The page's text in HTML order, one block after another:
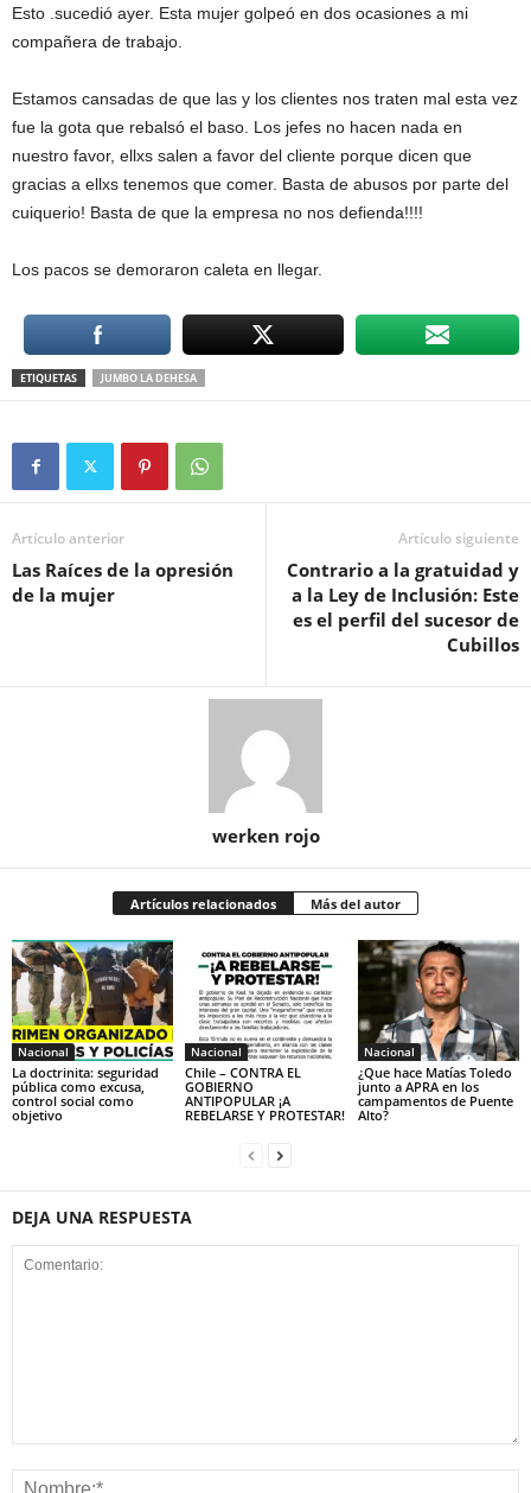
Esto .sucedió ayer. Esta mujer golpeó en dos ocasiones a mi
compañera de trabajo.
Estamos cansadas de que las y los clientes nos traten mal esta vez
fue la gota que rebalsó el baso. Los jefes no hacen nada en
nuestro favor, ellxs salen a favor del cliente porque dicen que
gracias a ellxs tenemos que comer. Basta de abusos por parte del
cuiquerio! Basta de que la empresa no nos defienda!!!!
Los pacos se demoraron caleta en llegar.
ETIQUETAS JUMBO LA DEHESA
Artículo anterior
Las Raíces de la opresión
de la mujer
Artículo siguiente
Contrario a la gratuidad y
a la Ley de Inclusión: Este
es el perfil del sucesor de
Cubillos
werken rojo
Artículos relacionados Más del autor
Nacional
La doctrinita: seguridad
pública como excusa,
control social como
objetivo
Nacional
Chile – CONTRA EL
GOBIERNO
ANTIPOPULAR ¡A
REBELARSE Y PROTESTAR!
Nacional
¿Que hace Matías Toledo
junto a APRA en los
campamentos de Puente
Alto?
DEJA UNA RESPUESTA